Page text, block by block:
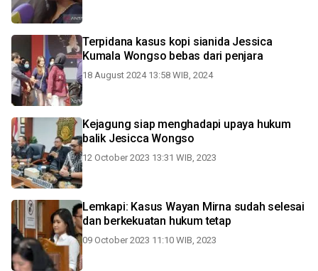
Terpidana kasus kopi sianida Jessica
Kumala Wongso bebas dari penjara
18 August 2024 13:58 WIB, 2024
Kejagung siap menghadapi upaya hukum
balik Jesicca Wongso
12 October 2023 13:31 WIB, 2023
Lemkapi: Kasus Wayan Mirna sudah selesai
dan berkekuatan hukum tetap
09 October 2023 11:10 WIB, 2023